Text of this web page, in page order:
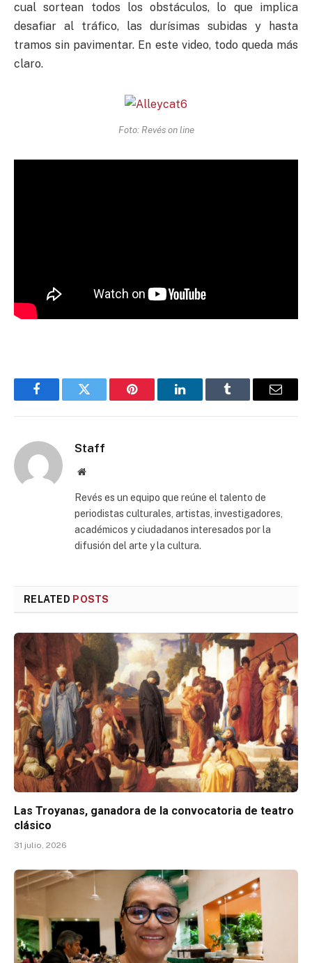
cual sortean todos los obstáculos, lo que implica
desafiar al tráfico, las durísimas subidas y hasta
tramos sin pavimentar. En este video, todo queda más
claro.
Foto: Revés on line
FacebookTwitter Pinterest LinkedInTumblr Email
Staff
Website
Revés es un equipo que reúne el talento de
periodistas culturales, artistas, investigadores,
académicos y ciudadanos interesados por la
difusión del arte y la cultura.
RELATED POSTS
Las Troyanas, ganadora de la convocatoria de teatro
clásico
31 julio, 2026